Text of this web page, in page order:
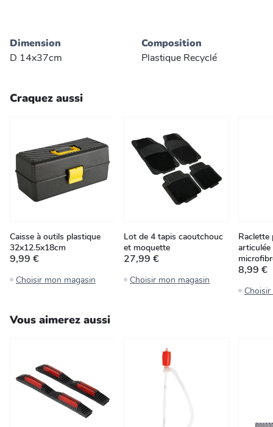
Dimension
D 14x37cm
Composition
Plastique Recyclé
Craquez aussi
Caisse à outils plastique
32x12.5x18cm
9,99 €
Choisir mon magasin
Lot de 4 tapis caoutchouc
et moquette
27,99 €
Choisir mon magasin
Raclette
8,99 €
Vous aimerez aussi